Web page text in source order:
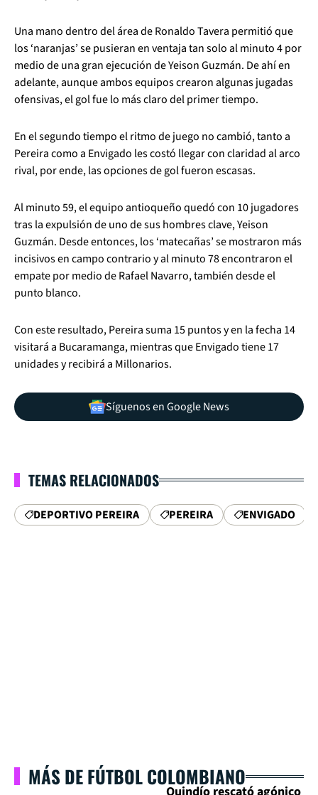
Una mano dentro del área de Ronaldo Tavera permitió que
los ‘naranjas’ se pusieran en ventaja tan solo al minuto 4 por
medio de una gran ejecución de Yeison Guzmán. De ahí en
adelante, aunque ambos equipos crearon algunas jugadas
ofensivas, el gol fue lo más claro del primer tiempo.
En el segundo tiempo el ritmo de juego no cambió, tanto a
Pereira como a Envigado les costó llegar con claridad al arco
rival, por ende, las opciones de gol fueron escasas.
Al minuto 59, el equipo antioqueño quedó con 10 jugadores
tras la expulsión de uno de sus hombres clave, Yeison
Guzmán. Desde entonces, los ‘matecañas’ se mostraron más
incisivos en campo contrario y al minuto 78 encontraron el
empate por medio de Rafael Navarro, también desde el
punto blanco.
Con este resultado, Pereira suma 15 puntos y en la fecha 14
visitará a Bucaramanga, mientras que Envigado tiene 17
unidades y recibirá a Millonarios.
Síguenos en Google News
TEMAS RELACIONADOS
DEPORTIVO PEREIRA PEREIRA ENVIGADO
MÁS DE FÚTBOL COLOMBIANO